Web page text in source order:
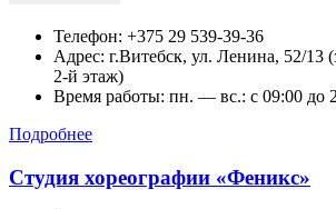
Телефон: +375 29 539-39-36
Адрес: г.Витебск, ул. Ленина, 52/13
2-й этаж)
Время работы: пн. — вс.: c 09:00 до
Подробнее
Студия хореографии «Феникс»